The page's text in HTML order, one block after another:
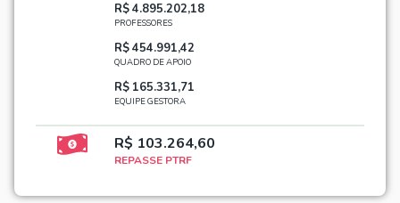
R$ 4.895.202,18
PROFESSORES
R$ 454.991,42
QUADRO DE APOIO
R$ 165.331,71
EQUIPE GESTORA
R$ 103.264,60
REPASSE PTRF